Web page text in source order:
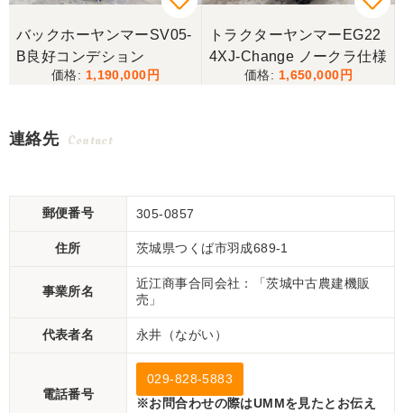
バックホーヤンマーSV05-
B良好コンデション
1,190,000
トラクターヤンマーEG22
4XJ-Change ノークラ仕様
1,650,000
連絡先 Contact
郵便番号 305-0857
住所 茨城県つくば市羽成689-1
事業所名
近江商事合同会社：「茨城中古農建機販
売」
代表者名 永井（ながい）
電話番号
029-828-5883
※お問合わせの際はUMMを見たとお伝え